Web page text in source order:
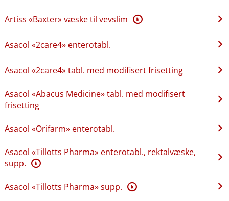
Artiss «Baxter» væske til vevslim K
Asacol «2care4» enterotabl.
Asacol «2care4» tabl. med modifisert frisetting
Asacol «Abacus Medicine» tabl. med modifisert
frisetting
Asacol «Orifarm» enterotabl.
Asacol «Tillotts Pharma» enterotabl., rektalvæske,
supp. K
Asacol «Tillotts Pharma» supp. K